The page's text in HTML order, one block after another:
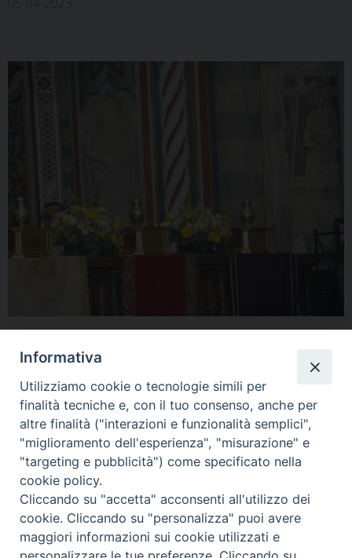
Home Il Vescovo Diocesi Pastorale
Liturgia
Beni Culturali
Modulistica
Casa dioc. di Spagliagrano Webmail
Informativa
Utilizziamo cookie o tecnologie simili per
finalità tecniche e, con il tuo consenso, anche per
altre finalità ("interazioni e funzionalità semplici",
"miglioramento dell'esperienza", "misurazione" e
"targeting e pubblicità") come specificato nella
cookie policy.
Cliccando su "accetta" acconsenti all'utilizzo dei
cookie. Cliccando su "personalizza" puoi avere
maggiori informazioni sui cookie utilizzati e